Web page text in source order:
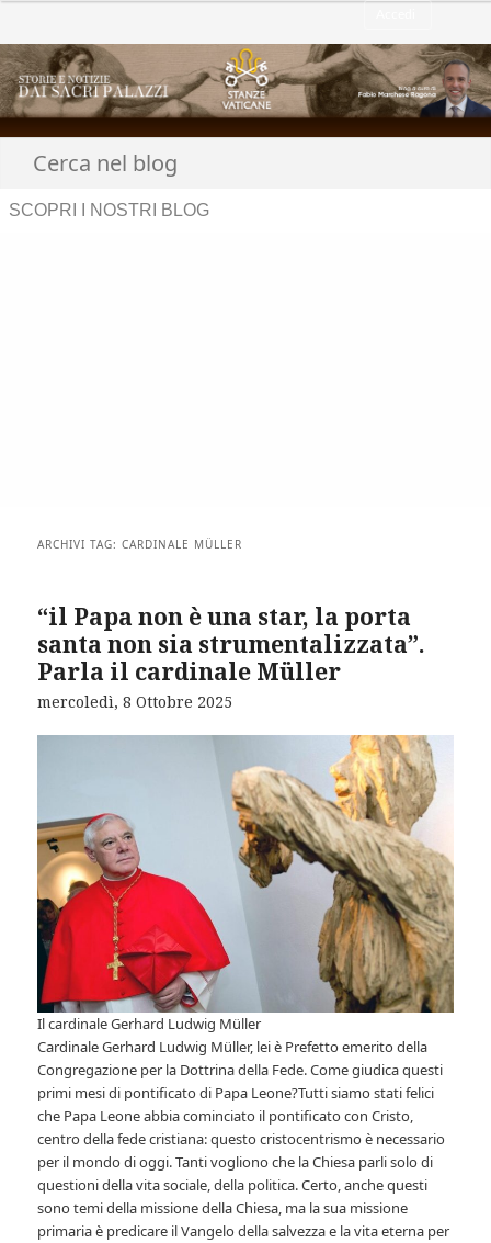
ARCHIVI TAG:CARDINALE MÜLLER
“il Papa non è una star, la porta
santa non sia strumentalizzata”.
Parla il cardinale Müller
mercoledì, 8 Ottobre 2025
Il cardinale Gerhard Ludwig Müller
Cardinale Gerhard Ludwig Müller, lei è Prefetto emerito della
Congregazione per la Dottrina della Fede. Come giudica questi
primi mesi di pontificato di Papa Leone?Tutti siamo stati felici
che Papa Leone abbia cominciato il pontificato con Cristo,
centro della fede cristiana: questo cristocentrismo è necessario
per il mondo di oggi. Tanti vogliono che la Chiesa parli solo di
questioni della vita sociale, della politica. Certo, anche questi
sono temi della missione della Chiesa, ma la sua missione
primaria è predicare il Vangelo della salvezza e la vita eterna per